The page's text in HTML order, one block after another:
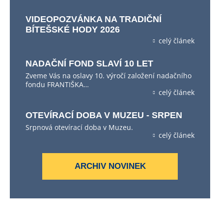
VIDEOPOZVÁNKA NA TRADIČNÍ
BÍTEŠSKÉ HODY 2026
celý článek
NADAČNÍ FOND SLAVÍ 10 LET
Zveme Vás na oslavy 10. výročí založení nadačního
fondu FRANTIŠKA…
celý článek
OTEVÍRACÍ DOBA V MUZEU - SRPEN
Srpnová otevírací doba v Muzeu.
celý článek
ARCHIV NOVINEK